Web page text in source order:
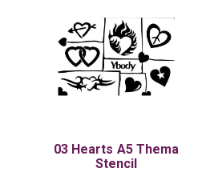
03 Hearts A5 Thema
Stencil